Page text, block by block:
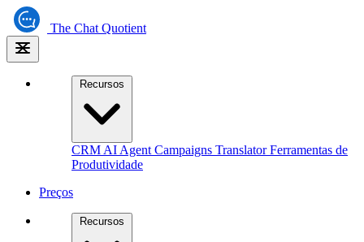
The Chat Quotient
Recursos
CRM AI Agent Campaigns TranslatorFerramentas de
Produtividade
Preços
Recursos